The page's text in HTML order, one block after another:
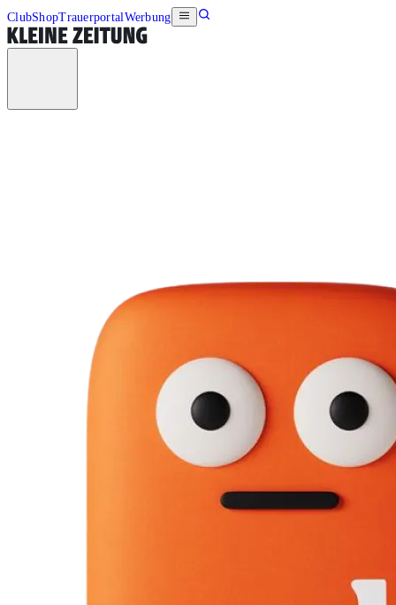
ClubShopTrauerportalWerbung